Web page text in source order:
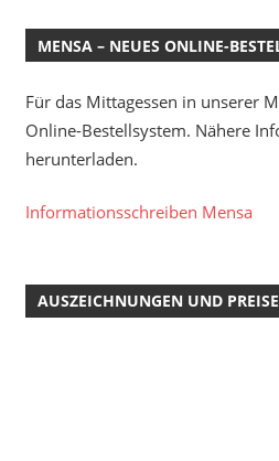
MENSA – NEUES ONLINE-
Für das Mittagessen in unserer
Online-Bestellsystem. Nähere
herunterladen.
Informationsschreiben Mensa
AUSZEICHNUNGEN UND PREISE